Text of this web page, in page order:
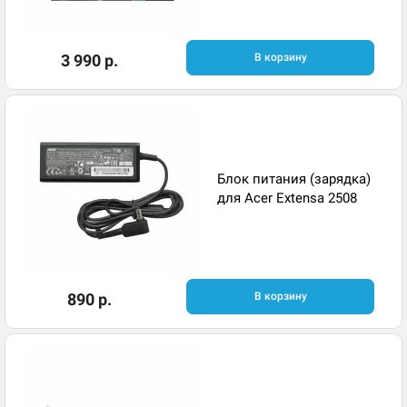
3 990 р. В корзину
Блок питания (зарядка)
для Acer Extensa 2508
890 р. В корзину